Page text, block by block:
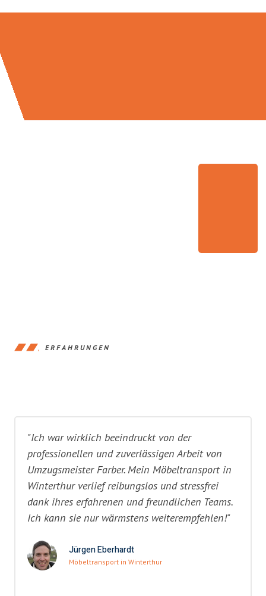
ERFAHRUNGEN
"Ich war wirklich beeindruckt von der
professionellen und zuverlässigen Arbeit von
Umzugsmeister Farber. Mein Möbeltransport in
Winterthur verlief reibungslos und stressfrei
dank ihres erfahrenen und freundlichen Teams.
Ich kann sie nur wärmstens weiterempfehlen!"
Jürgen Eberhardt
Möbeltransport in Winterthur